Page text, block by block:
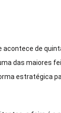
de
das maiores
estratégica